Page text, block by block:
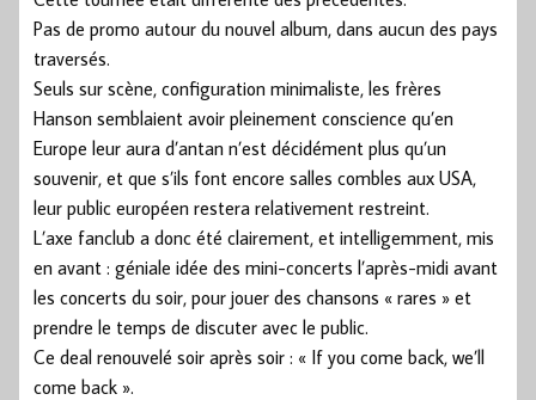
Pas de promo autour du nouvel album, dans aucun des pays
traversés.
Seuls sur scène, configuration minimaliste, les frères
Hanson semblaient avoir pleinement conscience qu’en
Europe leur aura d’antan n’est décidément plus qu’un
souvenir, et que s’ils font encore salles combles aux USA,
leur public européen restera relativement restreint.
L’axe fanclub a donc été clairement, et intelligemment, mis
en avant : géniale idée des mini-concerts l’après-midi avant
les concerts du soir, pour jouer des chansons « rares » et
prendre le temps de discuter avec le public.
Ce deal renouvelé soir après soir : « If you come back, we’ll
come back ».